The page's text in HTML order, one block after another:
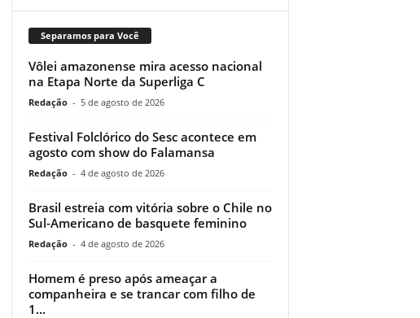
Separamos para Você
Vôlei amazonense mira acesso nacional
na Etapa Norte da Superliga C
Redação - 5 de agosto de 2026
Festival Folclórico do Sesc acontece em
agosto com show do Falamansa
Redação - 4 de agosto de 2026
Brasil estreia com vitória sobre o Chile no
Sul-Americano de basquete feminino
Redação - 4 de agosto de 2026
Homem é preso após ameaçar a
companheira e se trancar com filho de
1...